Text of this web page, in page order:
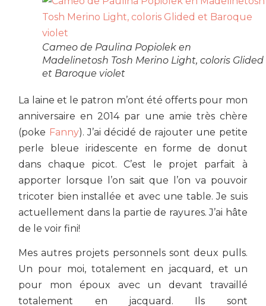
Cameo de Paulina Popiolek en
Madelinetosh Tosh Merino Light, coloris Glided
et Baroque violet
La laine et le patron m’ont été offerts pour mon
anniversaire en 2014 par une amie très chère
(poke Fanny). J’ai décidé de rajouter une petite
perle bleue iridescente en forme de donut
dans chaque picot. C’est le projet parfait à
apporter lorsque l’on sait que l’on va pouvoir
tricoter bien installée et avec une table. Je suis
actuellement dans la partie de rayures. J’ai hâte
de le voir fini!
Mes autres projets personnels sont deux pulls.
Un pour moi, totalement en jacquard, et un
pour mon époux avec un devant travaillé
totalement en jacquard. Ils sont